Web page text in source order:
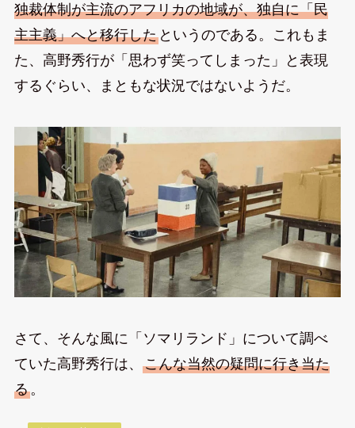
独裁体制が主流のアフリカの地域が、独自に「民
主主義」へと移行したというのである。これもま
た、高野秀行が「思わず笑ってしまった」と表現
するぐらい、まともな状況ではないようだ。
さて、そんな風に「ソマリランド」について調べ
ていた高野秀行は、 こんな当然の疑問に行き当た
る。